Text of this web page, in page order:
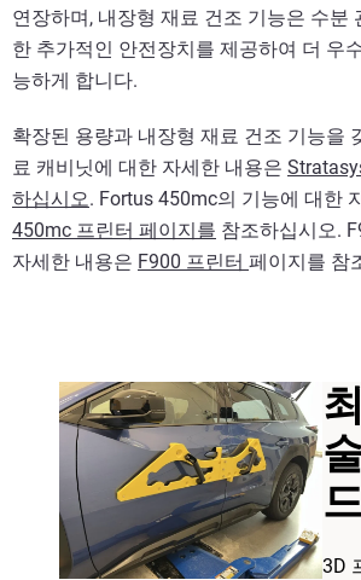
3D
연장하며, 내장형 재료 건조 기능은 수분
한 추가적인 안전장치를 제공하여 더 우
능하게 합니다.
확장된 용량과 내장형 재료 건조 기능을
료 캐비닛에 대한 자세한 내용은
하십시오. Fortus 450mc의 기능에 대한
450mc 프린터 페이지를 참조하십시오.
자세한 내용은 F900 프린터 페이지를 참